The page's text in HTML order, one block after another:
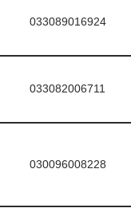
033089016924
033082006711
030096008228